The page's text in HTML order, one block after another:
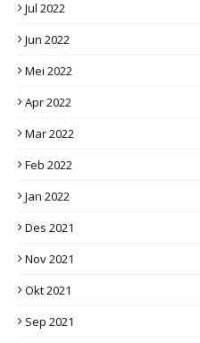
Jul 2022
Jun 2022
Mei 2022
Apr 2022
Mar 2022
Feb 2022
Jan 2022
Des 2021
Nov 2021
Okt 2021
Sep 2021